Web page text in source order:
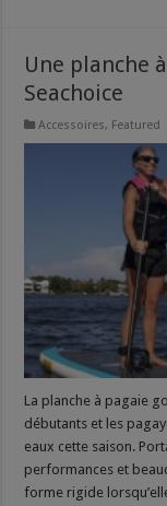
Une planche
Seachoice
Accessoires, Featured
La planche à pagaie
débutants et les
eaux cette saison.
performances et
forme rigide